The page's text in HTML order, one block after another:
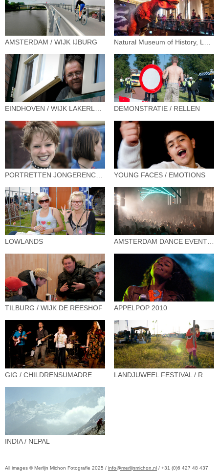
AMSTERDAM / WIJK IJBURG
DEMONSTRATIE / RELLEN
YOUNG FACES / EMOTIONS
LOWLANDS AMSTERDAM DANCE EVENT / CLUB TROUW
TILBURG / WIJK DE REESHOF APPELPOP 2010
GIG / CHILDRENSUMADRE
INDIA / NEPAL
All images © Merlijn Michon Fotografie 2025 / info@merlijnmichon.nl / +31 (0)6 427 48 437